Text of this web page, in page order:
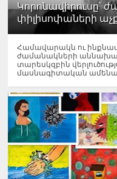
Կորոնավիրուսը՝
փիլիսոփաների
Համավարակն ու
ժամանակների
տարեսկզբին
մասնագիտական